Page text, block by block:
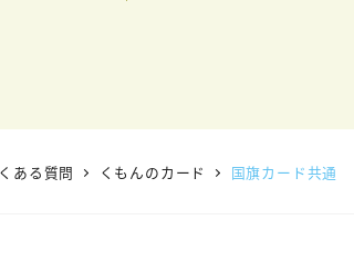
ある質問 くもんのカード 国旗カード共通